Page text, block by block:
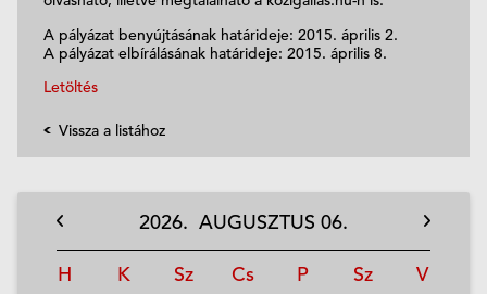
A pályázat benyújtásának határideje: 2015. április 2.
A pályázat elbírálásának határideje: 2015. április 8.
Letöltés
Vissza a listához
2026. AUGUSZTUS 06.
H K Sz Cs P Sz V